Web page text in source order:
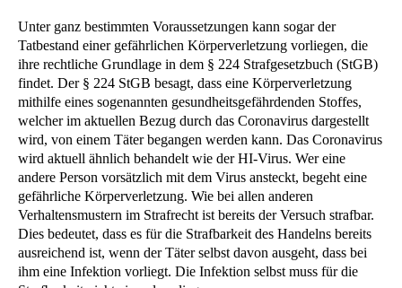
Unter ganz bestimmten Voraussetzungen kann sogar der
Tatbestand einer gefährlichen Körperverletzung vorliegen, die
ihre rechtliche Grundlage in dem § 224 Strafgesetzbuch (StGB)
findet. Der § 224 StGB besagt, dass eine Körperverletzung
mithilfe eines sogenannten gesundheitsgefährdenden Stoffes,
welcher im aktuellen Bezug durch das Coronavirus dargestellt
wird, von einem Täter begangen werden kann. Das Coronavirus
wird aktuell ähnlich behandelt wie der HI-Virus. Wer eine
andere Person vorsätzlich mit dem Virus ansteckt, begeht eine
gefährliche Körperverletzung. Wie bei allen anderen
Verhaltensmustern im Strafrecht ist bereits der Versuch strafbar.
Dies bedeutet, dass es für die Strafbarkeit des Handelns bereits
ausreichend ist, wenn der Täter selbst davon ausgeht, dass bei
ihm eine Infektion vorliegt. Die Infektion selbst muss für die